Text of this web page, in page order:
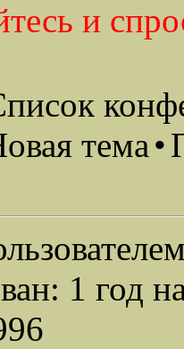
и
тема•
1 год